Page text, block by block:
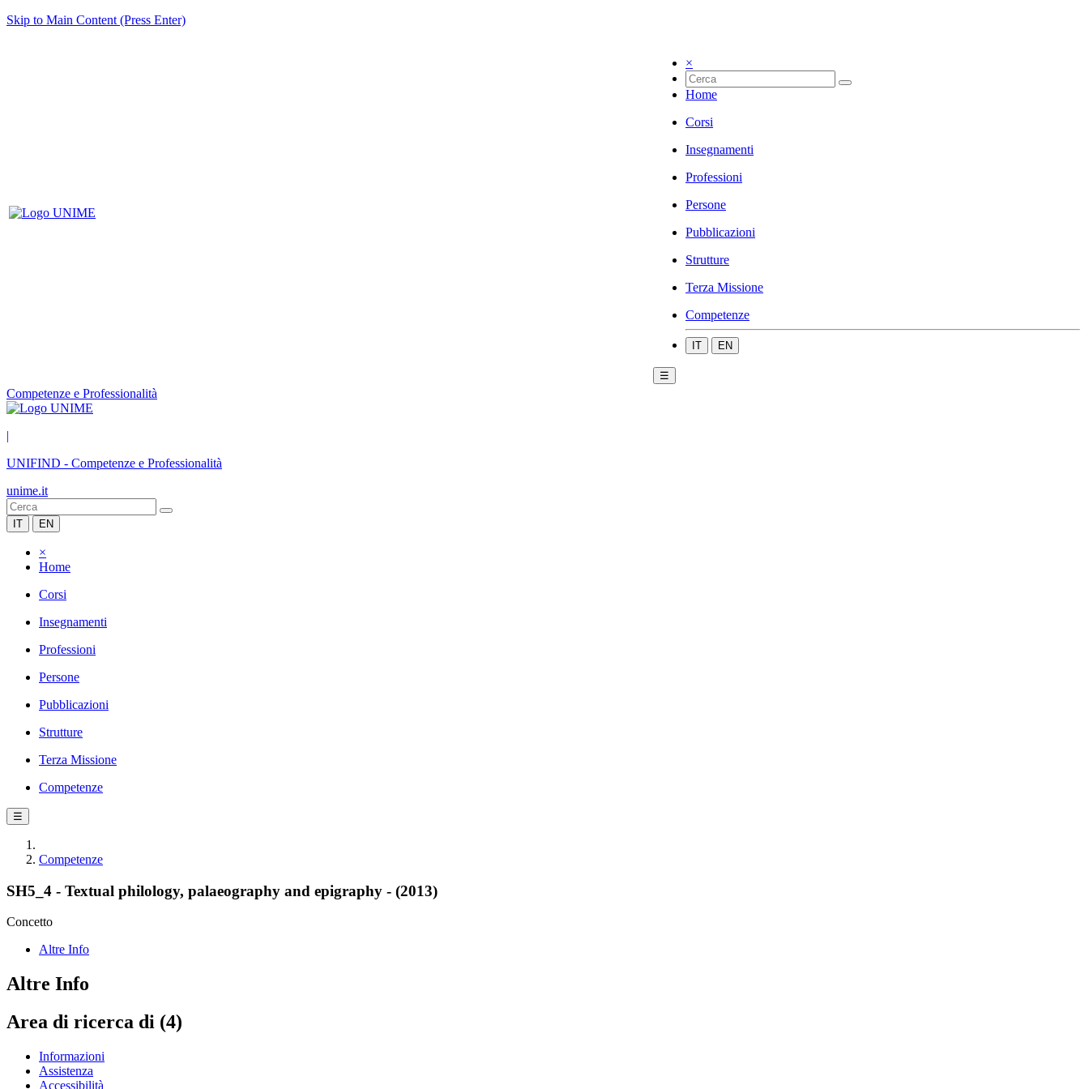
Skip to Main Content (Press Enter)
×
Home
Corsi
Insegnamenti
Professioni
Persone
Pubblicazioni
Strutture
Terza Missione
Competenze
IT EN
☰
Competenze e Professionalità
|
UNIFIND - Competenze e Professionalità
unime.it
IT EN
×
Home
Corsi
Insegnamenti
Professioni
Persone
Pubblicazioni
Strutture
Terza Missione
Competenze
☰
Competenze
SH5_4 - Textual philology, palaeography and epigraphy - (2013)
Concetto
Altre Info
Altre Info
Area di ricerca di (4)
Informazioni
Assistenza
Accessibilità